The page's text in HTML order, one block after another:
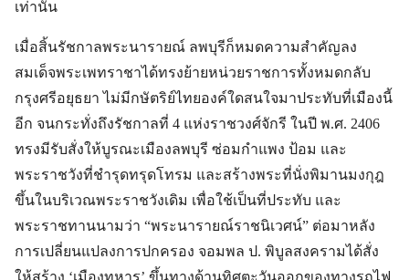
เท่านั้น
เมื่อสิ้นรัชกาลพระนารายณ์ ลพบุรีก็หมดความสำคัญลง
สมเด็จพระเพทราชาได้ทรงย้ายหน่วยราชการทั้งหมดกลับ
กรุงศรีอยุธยา ไม่มีกษัตริย์ไทยองค์ใดสนใจมาประทับที่เมืองนี้
อีก จนกระทั่งถึงรัชกาลที่ 4 แห่งราชวงศ์จักรี ในปี พ.ศ. 2406
ทรงมีรับสั่งให้บูรณะเมืองลพบุรี ซ่อมกำแพง ป้อม และ
พระราชวังที่ชำรุดทรุดโทรม และสร้างพระที่นั่งพิมานมงกุฎ
ขึ้นในบริเวณพระราชวังเดิม เพื่อใช้เป็นที่ประทับ และ
พระราชทานนามว่า “พระนารายณ์ราชนิเวศน์” ต่อมาหลัง
การเปลี่ยนแปลงการปกครอง จอมพล ป. พิบูลสงครามได้สั่ง
ให้สร้าง ‘เมืองทหาร’ ขึ้นทางด้านทิศตะวันออกของทางรถไฟ